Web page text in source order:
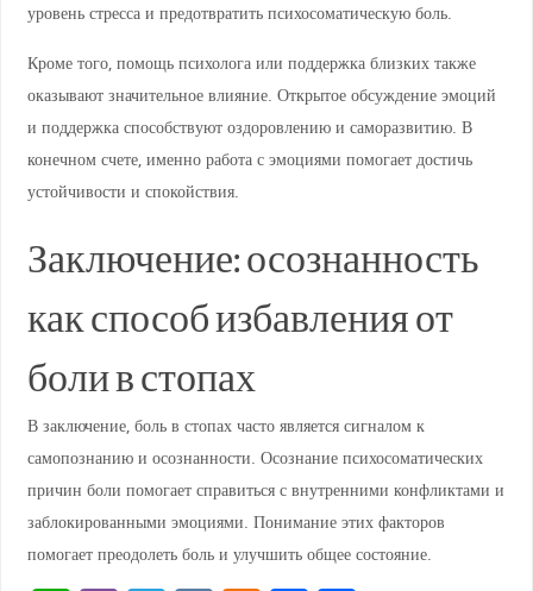
уровень стресса и предотвратить психосоматическую боль.
Кроме того, помощь психолога или поддержка близких также
оказывают значительное влияние. Открытое обсуждение эмоций
и поддержка способствуют оздоровлению и саморазвитию. В
конечном счете, именно работа с эмоциями помогает достичь
устойчивости и спокойствия.
Заключение: осознанность
как способ избавления от
боли в стопах
В заключение, боль в стопах часто является сигналом к
самопознанию и осознанности. Осознание психосоматических
причин боли помогает справиться с внутренними конфликтами и
заблокированными эмоциями. Понимание этих факторов
помогает преодолеть боль и улучшить общее состояние.